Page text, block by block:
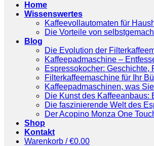
Home
Wissenswertes
Kaffeevollautomaten für
Die Vorteile von
Blog
Die Evolution der
Kaffeepadmaschine –
Espressokocher:
Filterkaffeemaschine für Ihr
Kaffeepadmaschinen, was
Die Kunst des Kaffeeanbaus:
Die faszinierende Welt des
Der Acopino Monza One
Shop
Kontakt
Warenkorb /€0.00